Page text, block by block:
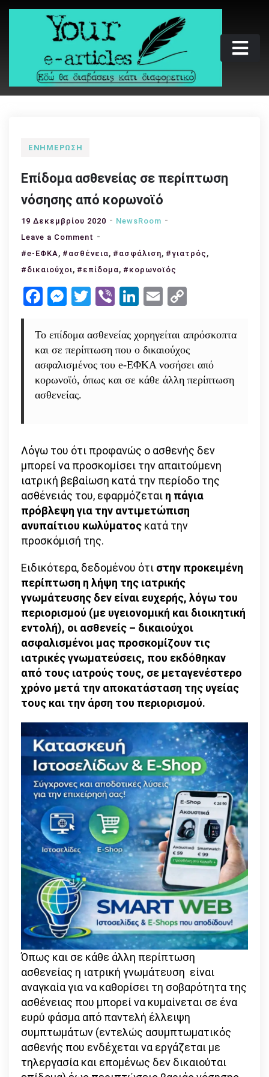
Skip
Your e-articles
Εδώ θα διαβάσεις κάτι διαφορετικό
ΕΝΗΜΈΡΩΣΗ
Επίδομα ασθενείας σε περίπτωση
νόσησης από κορωνοϊό
19 Δεκεμβρίου 2020
NewsRoom
Leave a Comment on
Επίδομα
ασθενείας
περίπτωση
κορωνοϊό
#e-ΕΦΚΑ, #ασθένεια, #ασφάλιση, #γιατρός ,
#δικαιούχοι, #επίδομα, #κορωνοϊός
Facebook
Messenger
Twitter
ViberLinkedIn
Email
Το επίδομα ασθενείας χορηγείται απρόσκοπτα
και σε περίπτωση που ο δικαιούχος
ασφαλισμένος του e-ΕΦΚΑ νοσήσει από
κορωνοϊό, όπως και σε κάθε άλλη περίπτωση
ασθενείας.
Λόγω του ότι προφανώς ο ασθενής δεν
μπορεί να προσκομίσει την απαιτούμενη
ιατρική βεβαίωση κατά την περίοδο της
ασθένειάς του, εφαρμόζεται η πάγια
πρόβλεψη για την αντιμετώπιση
ανυπαίτιου κωλύματος κατά την
προσκόμισή της.
Ειδικότερα, δεδομένου ότι στην προκειμένη
περίπτωση η λήψη της ιατρικής
γνωμάτευσης δεν είναι ευχερής, λόγω του
περιορισμού (με υγειονομική και διοικητική
εντολή), οι ασθενείς – δικαιούχοι
ασφαλισμένοι μας προσκομίζουν τις
ιατρικές γνωματεύσεις, που εκδόθηκαν
από τους ιατρούς τους, σε μεταγενέστερο
χρόνο μετά την αποκατάσταση της υγείας
τους και την άρση του περιορισμού.
Όπως και σε κάθε άλλη περίπτωση
ασθενείας η ιατρική γνωμάτευση είναι
αναγκαία για να καθορίσει τη σοβαρότητα της
ασθένειας που μπορεί να κυμαίνεται σε ένα
ευρύ φάσμα από παντελή έλλειψη
συμπτωμάτων (εντελώς ασυμπτωματικός
ασθενής που ενδέχεται να εργάζεται με
τηλεργασία και επομένως δεν δικαιούται